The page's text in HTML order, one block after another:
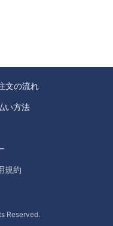
文の流れ
い方法
規約
Reserved.